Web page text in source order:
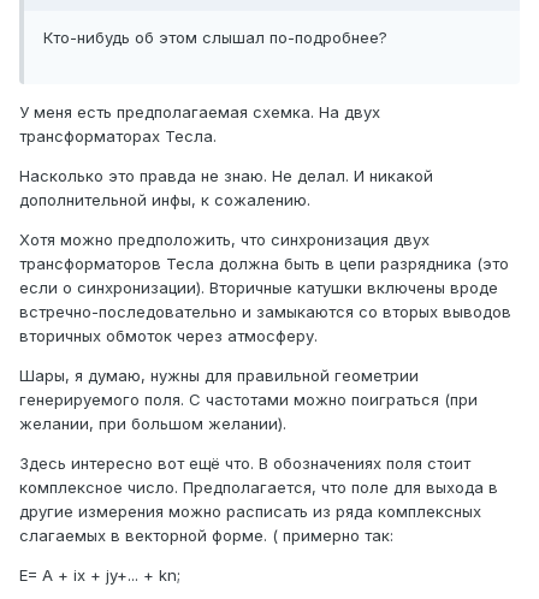
Кто-нибудь об этом слышал по-подробнее?
У меня есть предполагаемая схемка. На двух
трансформаторах Тесла.
Насколько это правда не знаю. Не делал. И никакой
дополнительной инфы, к сожалению.
Хотя можно предположить, что синхронизация двух
трансформаторов Тесла должна быть в цепи разрядника (это
если о синхронизации). Вторичные катушки включены вроде
встречно-последовательно и замыкаются со вторых выводов
вторичных обмоток через атмосферу.
Шары, я думаю, нужны для правильной геометрии
генерируемого поля. С частотами можно поиграться (при
желании, при большом желании).
Здесь интересно вот ещё что. В обозначениях поля стоит
комплексное число. Предполагается, что поле для выхода в
другие измерения можно расписать из ряда комплексных
слагаемых в векторной форме. ( примерно так:
E= A + ix + jy+... + kn;